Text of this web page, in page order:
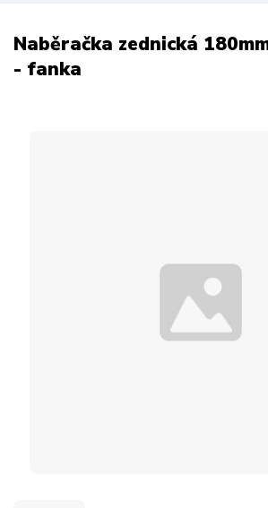
Naběračka zednická
- fanka